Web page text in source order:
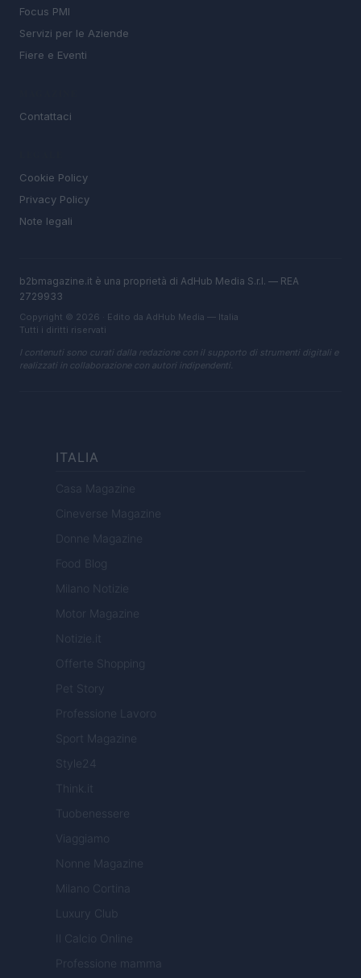
Focus PMI
Servizi per le Aziende
Fiere e Eventi
Contattaci
Cookie Policy
Privacy Policy
Note legali
b2bmagazine.it è una proprietà di AdHub Media S.r.l. — REA
2729933
Copyright © 2026 · Edito da AdHub Media — Italia
Tutti i diritti riservati
I contenuti sono curati dalla redazione con il supporto di strumenti digitali e
realizzati in collaborazione con autori indipendenti.
ITALIA
Casa Magazine
Cineverse Magazine
Donne Magazine
Food Blog
Milano Notizie
Motor Magazine
Notizie.it
Offerte Shopping
Pet Story
Professione Lavoro
Sport Magazine
Style24
Think.it
Tuobenessere
Viaggiamo
Nonne Magazine
Milano Cortina
Luxury Club
Il Calcio Online
Professione mamma